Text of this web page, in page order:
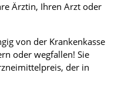
Ärztin, Ihren Arzt oder
von der Krankenkasse
oder wegfallen! Sie
der in